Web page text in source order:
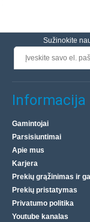
Sužinokite
Informacija
Gamintojai
Parsisiuntimai
Apie mus
Karjera
Prekių grąžinimas ir
Prekių pristatymas
Privatumo politika
Youtube kanalas